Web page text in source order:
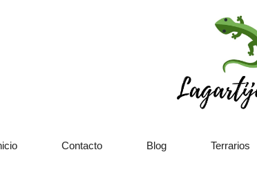
Contacto Blog Terrarios